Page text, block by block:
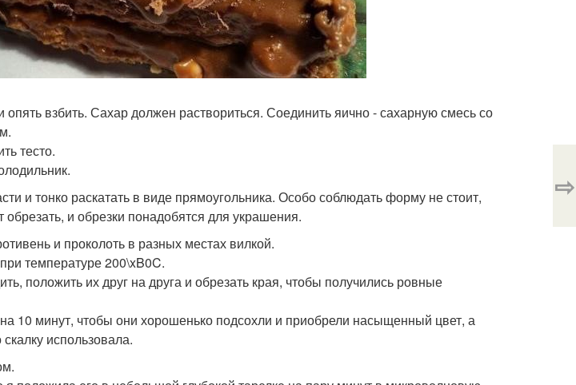
опять взбить. Сахар должен раствориться. Соединить яично - сахарную смесь со
тесто.
и тонко раскатать в виде прямоугольника. Особо соблюдать форму не стоит,
и обрезки понадобятся для украшения.
и проколоть в разных местах вилкой.
температуре 200\xB0C.
положить их друг на друга и обрезать края, чтобы получились ровные
10 минут, чтобы они хорошенько подсохли и приобрели насыщенный цвет, а
использовала.
⇨